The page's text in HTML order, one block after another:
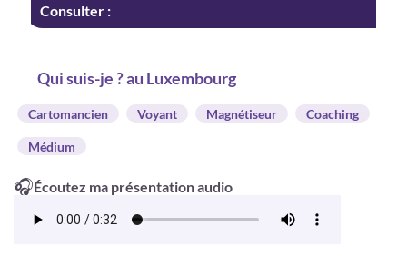
Consulter :
Qui suis-je ? au Luxembourg
Cartomancien Voyant Magnétiseur Coaching
Médium
🎧Écoutez ma présentation audio